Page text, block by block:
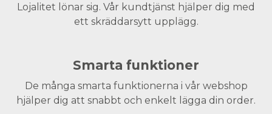
Lojalitet lönar sig. Vår kundtjänst hjälper dig med
ett skräddarsytt upplägg.
Smarta funktioner
De många smarta funktionerna i vår webshop
hjälper dig att snabbt och enkelt lägga din order.